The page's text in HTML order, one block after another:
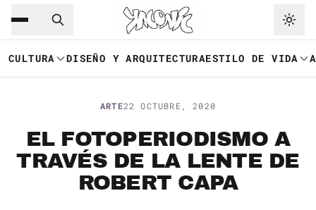
Saltar al contenido principal
CULTURA DISEÑO Y ARQUITECTURAESTILO DE VIDA
ARTE22 OCTUBRE, 2020
EL FOTOPERIODISMO A
TRAVÉS DE LA LENTE DE
ROBERT CAPA